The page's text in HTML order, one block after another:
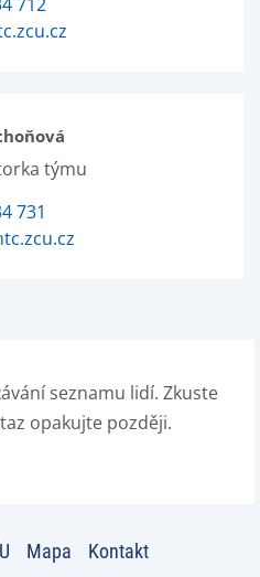
týmu
731
seznamu lidí. Zkuste
opakujte později.
Mapa
Kontakt